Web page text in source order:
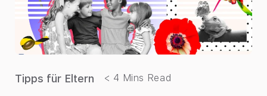
Tipps für Eltern